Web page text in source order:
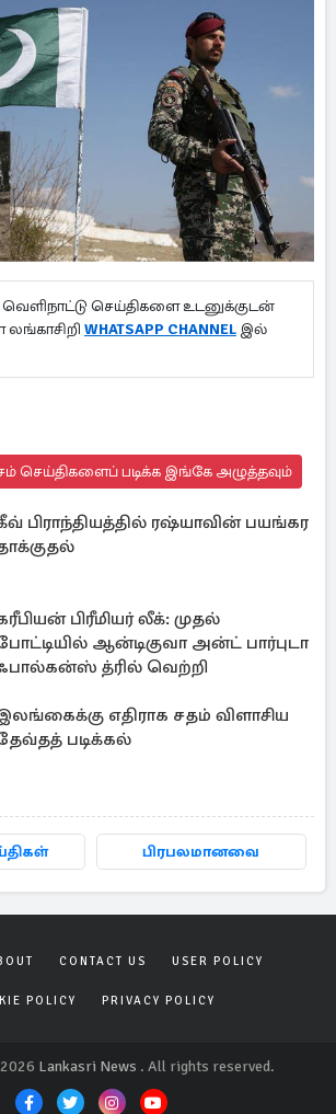
வெளிநாட்டு செய்திகளை உடனுக்குடன்
WHATSAPP CHANNEL இல்
செய்திகளைப் படிக்க இங்கே அழுத்தவும்
பிராந்தியத்தில் ரஷ்யாவின் பயங்கர
பிரீமியர் லீக்: முதல்
ஆன்டிகுவா அன்ட் பார்புடா
த்ரில் வெற்றி
எதிராக சதம் விளாசிய
படிக்கல்
பிரபலமானவை
CONTACT US USER POLICY
POLICY PRIVACY POLICY
Lankasri News . All rights reserved.